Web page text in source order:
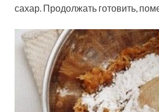
сахар. Продолжать готовить,